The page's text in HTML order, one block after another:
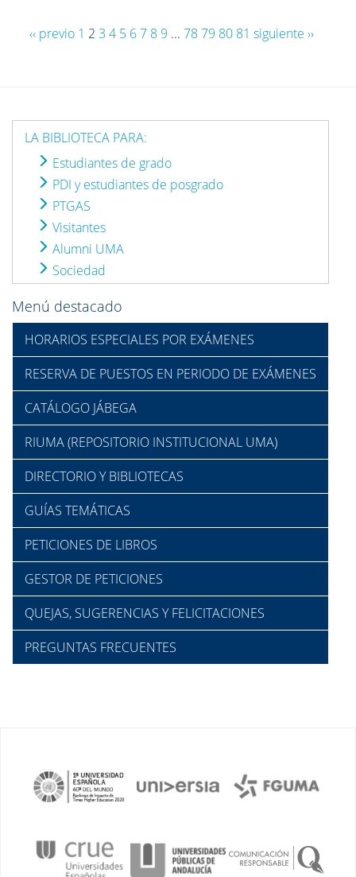
‹‹ previo 1 2 3 4 5 67 8 9 ... 7879 80 81 siguiente ››
LA BIBLIOTECA PARA:
Estudiantes de grado
PDI y estudiantes de posgrado
PTGAS
Visitantes
Alumni UMA
Sociedad
Menú destacado
HORARIOS ESPECIALES POR EXÁMENES
RESERVA DE PUESTOS EN PERIODO DE EXÁMENES
CATÁLOGO JÁBEGA
RIUMA (REPOSITORIO INSTITUCIONAL UMA)
DIRECTORIO Y BIBLIOTECAS
GUÍAS TEMÁTICAS
PETICIONES DE LIBROS
GESTOR DE PETICIONES
QUEJAS, SUGERENCIAS Y FELICITACIONES
PREGUNTAS FRECUENTES